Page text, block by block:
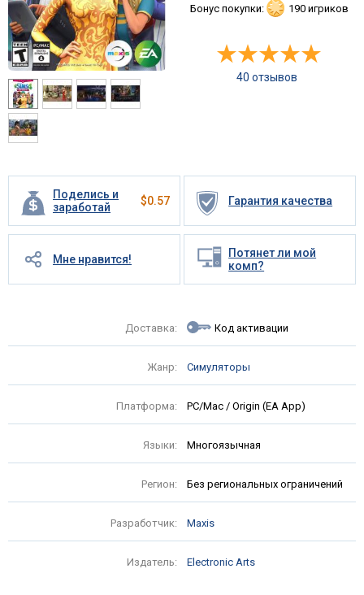
Поделись и
заработай
$0.57 Гарантия качества
Мне нравится!
Потянет ли мой
комп?
Доставка: Код активации
Жанр: Симуляторы
Платформа: PC/Mac / Origin (EA App)
Языки: Многоязычная
Регион: Без региональных ограничений
Разработчик: Maxis
Издатель: Electronic Arts
Бонус покупки: 190 игриков
40 отзывов